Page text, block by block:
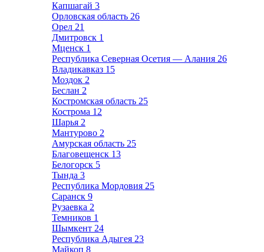
Капшагай 3
Орловская область 26
Орел 21
Дмитровск 1
Мценск 1
Республика Северная Осетия — Алания 26
Владикавказ 15
Моздок 2
Беслан 2
Костромская область 25
Кострома 12
Шарья 2
Мантурово 2
Амурская область 25
Благовещенск 13
Белогорск 5
Тында 3
Республика Мордовия 25
Саранск 9
Рузаевка 2
Темников 1
Шымкент 24
Республика Адыгея 23
Майкоп 8